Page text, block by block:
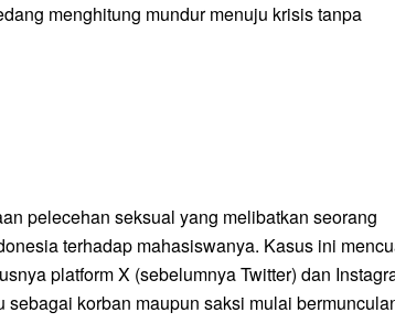
menghitung mundur menuju krisis tanpa
pelecehan seksual yang melibatkan seorang
terhadap mahasiswanya. Kasus ini
platform X (sebelumnya Twitter) dan
korban maupun saksi mulai